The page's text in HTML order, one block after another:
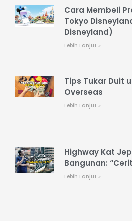
Cara Membeli
Tokyo
Disneyland)
Lebih Lanjut »
Tips Tukar Duit
Overseas
Lebih Lanjut »
Highway Kat
Bangunan:
Lebih Lanjut »